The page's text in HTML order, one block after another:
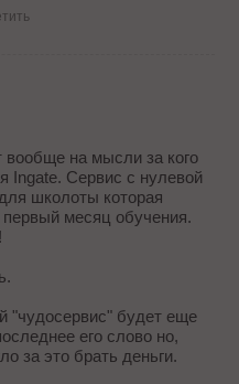
вообще на мысли за кого
Ingate. Сервис с нулевой
школоты которая
первый месяц обучения.
"чудосервис" будет еще
его слово но,
за это брать деньги.